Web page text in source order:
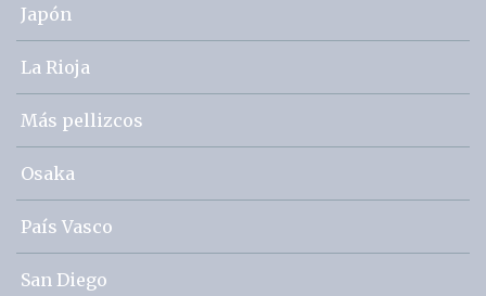
Japón
La Rioja
Más pellizcos
Osaka
País Vasco
San Diego